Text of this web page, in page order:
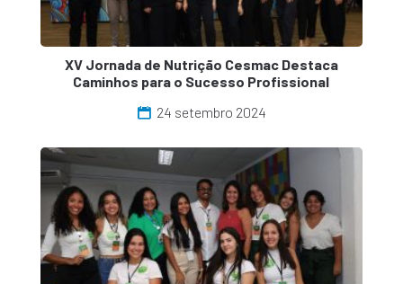
XV Jornada de Nutrição Cesmac Destaca
Caminhos para o Sucesso Profissional
24 setembro 2024